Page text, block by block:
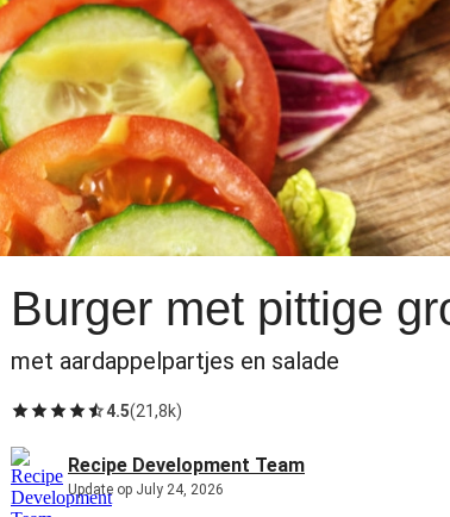
Burger met pittige
met aardappelpartjes en salade
4.5(21,8k)
Recipe Development Team
Update op July 24, 2026